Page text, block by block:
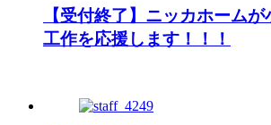
【受付終了】ニッカホーム
工作を応援します！！！